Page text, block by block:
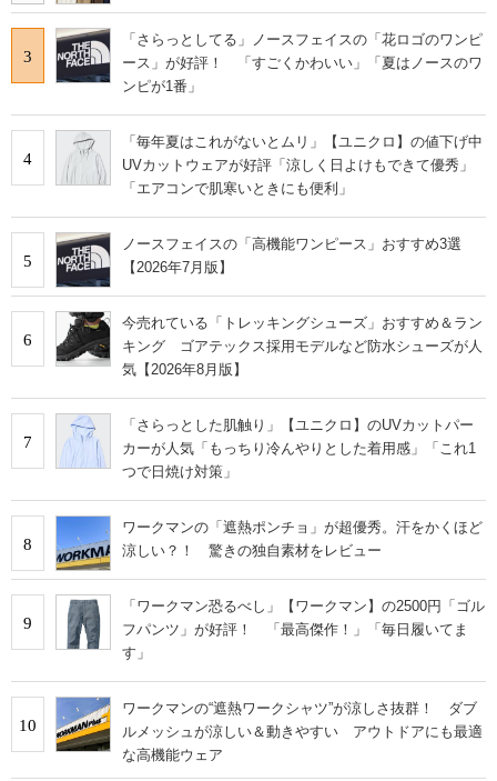
3
「さらっとしてる」ノースフェイスの「花ロゴのワンピ
ース」が好評！ 「すごくかわいい」「夏はノースのワ
ンピが1番」
4
「毎年夏はこれがないとムリ」【ユニクロ】の値下げ中
UVカットウェアが好評「涼しく日よけもできて優秀」
「エアコンで肌寒いときにも便利」
5
ノースフェイスの「高機能ワンピース」おすすめ3選
【2026年7月版】
6
今売れている「トレッキングシューズ」おすすめ＆ラン
キング ゴアテックス採用モデルなど防水シューズが人
気【2026年8月版】
7
「さらっとした肌触り」【ユニクロ】のUVカットパー
カーが人気「もっちり冷んやりとした着用感」「これ1
つで日焼け対策」
8
ワークマンの「遮熱ポンチョ」が超優秀。汗をかくほど
涼しい？！ 驚きの独自素材をレビュー
9
「ワークマン恐るべし」【ワークマン】の2500円「ゴル
フパンツ」が好評！ 「最高傑作！」「毎日履いてま
す」
10
ワークマンの“遮熱ワークシャツ”が涼しさ抜群！ ダブ
ルメッシュが涼しい＆動きやすい アウトドアにも最適
な高機能ウェア